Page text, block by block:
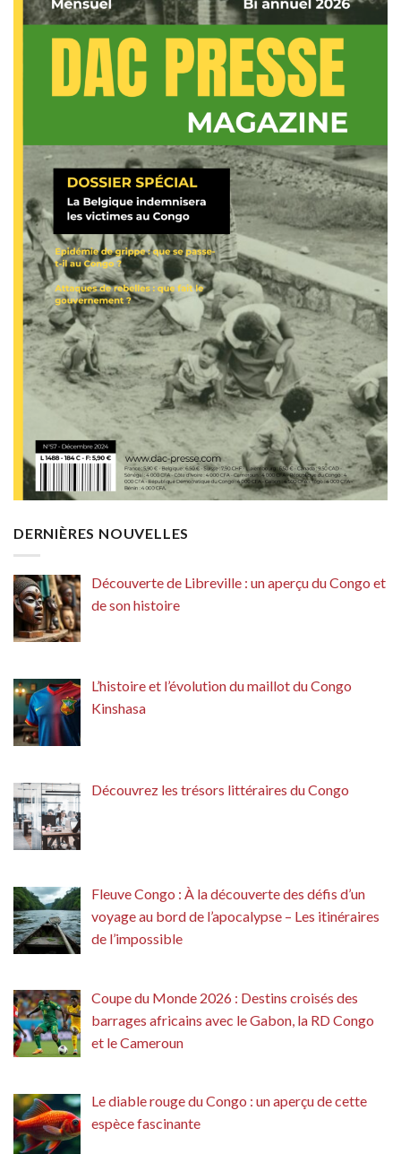
DERNIÈRES NOUVELLES
Découverte de Libreville : un aperçu du Congo et
de son histoire
L’histoire et l’évolution du maillot du Congo
Kinshasa
Découvrez les trésors littéraires du Congo
Fleuve Congo : À la découverte des défis d’un
voyage au bord de l’apocalypse – Les itinéraires
de l’impossible
Coupe du Monde 2026 : Destins croisés des
barrages africains avec le Gabon, la RD Congo
et le Cameroun
Le diable rouge du Congo : un aperçu de cette
espèce fascinante